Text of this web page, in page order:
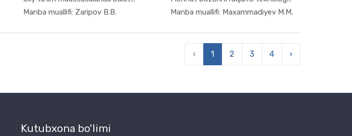
Manba muallifi: Zaripov B.B.In Monogra...
Manba muallifi: Maxammadiyev M.M.
In Monogra...
‹ 1 2 3 4 ›
Kutubxona bo'limi